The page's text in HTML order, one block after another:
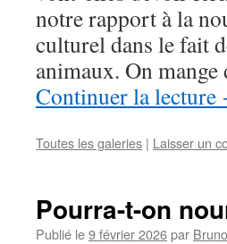
notre rapport à la
culturel dans le fait
animaux. On
Continuer la lecture
Toutes les galeries | Laisser un
Pourra-t-on
Publié le9 février 2026par